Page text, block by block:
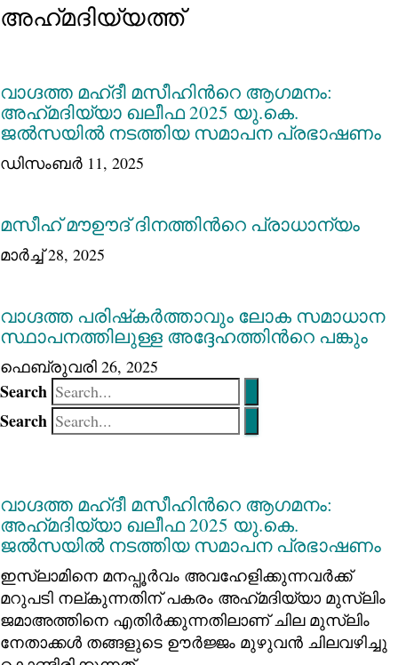
അഹ്‍മദിയ്യത്ത്
വാഗ്ദത്ത മഹ്ദീ മസീഹിന്‍റെ ആഗമനം:
അഹ്‍മദിയ്യാ ഖലീഫ 2025 യു.കെ.
ജല്‍സയില്‍ നടത്തിയ സമാപന പ്രഭാഷണം
ഡിസംബർ 11, 2025
മസീഹ് മൗഊദ് ദിനത്തിന്‍റെ പ്രാധാന്യം
മാർച്ച്‌ 28, 2025
വാഗ്ദത്ത പരിഷ്‌കർത്താവും ലോക സമാധാന
സ്ഥാപനത്തിലുള്ള അദ്ദേഹത്തിന്‍റെ പങ്കും
ഫെബ്രുവരി 26, 2025
Search
Search
വാഗ്ദത്ത മഹ്ദീ മസീഹിന്‍റെ ആഗമനം:
അഹ്‍മദിയ്യാ ഖലീഫ 2025 യു.കെ.
ജല്‍സയില്‍ നടത്തിയ സമാപന പ്രഭാഷണം
ഇസ്‌ലാമിനെ മനപ്പൂർവം അവഹേളിക്കുന്നവര്‍ക്ക്
മറുപടി നല്കുന്നതിന് പകരം അഹ്‌മദിയ്യാ മുസ്‌ലിം
ജമാഅത്തിനെ എതിർക്കുന്നതിലാണ് ചില മുസ്‌ലിം
നേതാക്കൾ തങ്ങളുടെ ഊർജ്ജം മുഴുവൻ ചിലവഴിച്ചു